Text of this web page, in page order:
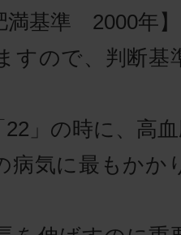
満基準 2000年】
すので、判断基
」の時に、高
病気に最もかか